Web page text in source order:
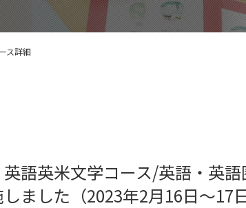
ス詳細
英語英米文学コース/英語・英
ました（2023年2月16日～17日